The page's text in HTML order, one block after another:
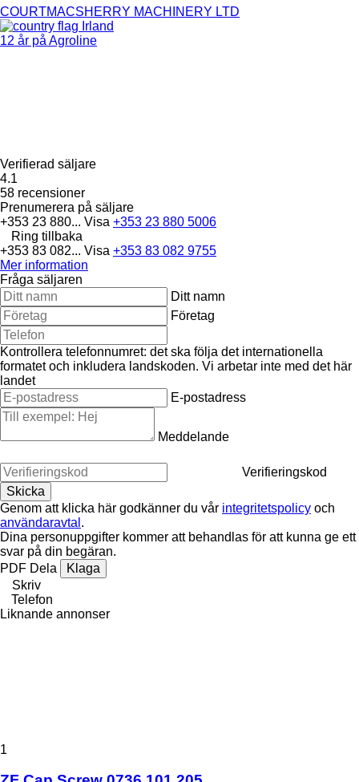
COURTMACSHERRY MACHINERY LTD
Irland
12 år på Agroline
Verifierad säljare
4.1
58 recensioner
Prenumerera på säljare
+353 23 880... Visa +353 23 880 5006
Ring tillbaka
+353 83 082... Visa +353 83 082 9755
Mer information
Fråga säljaren
Ditt namn
Företag
Kontrollera telefonnumret: det ska följa det internationella
formatet och inkludera landskoden. Vi arbetar inte med det här
landet
E-postadress
Meddelande
Verifieringskod
Genom att klicka här godkänner du vår integritetspolicy och
användaravtal .
Dina personuppgifter kommer att behandlas för att kunna ge ett
svar på din begäran.
PDF Dela
Klaga
Skriv
Telefon
Liknande annonser
1